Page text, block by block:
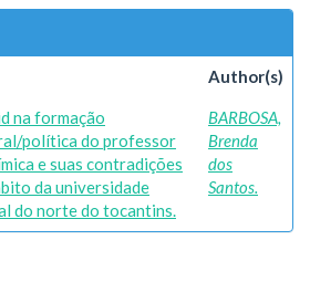
Author(s)
na formação
política do professor
e suas contradições
da universidade
do norte do tocantins.
BARBOSA,
Brenda
dos
Santos.